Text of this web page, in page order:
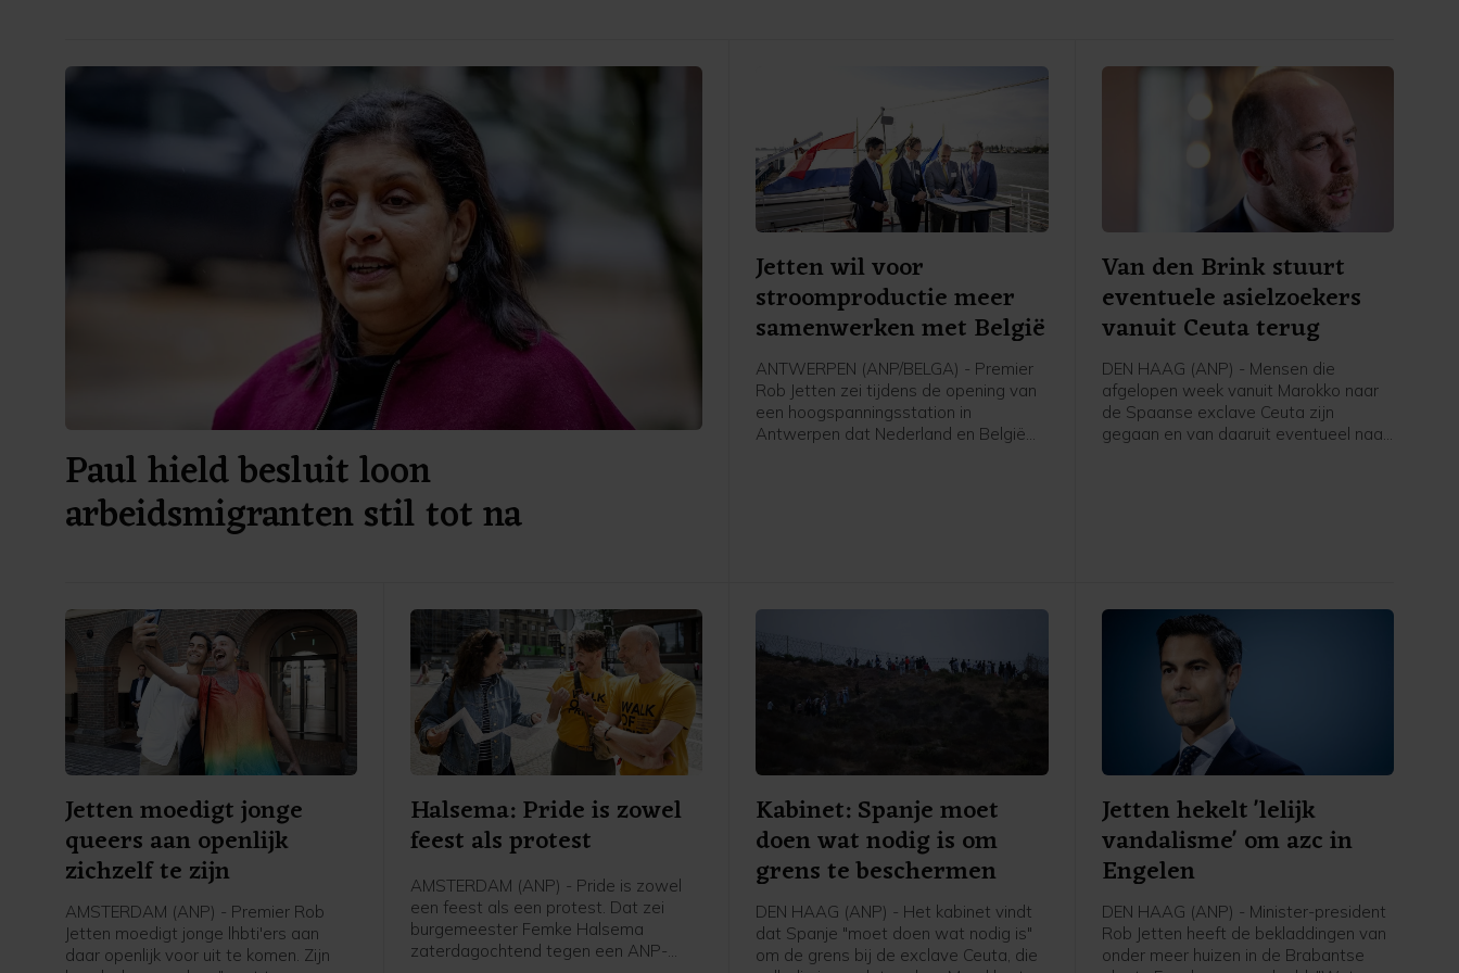
Paul hield besluit loon
arbeidsmigranten stil tot na
Jetten wil voor
stroomproductie meer
samenwerken met België
ANTWERPEN (ANP/BELGA) - Premier
Rob Jetten zei tijdens de opening van
een hoogspanningsstation in
Antwerpen dat Nederland en België
Van den Brink stuurt
eventuele asielzoekers
vanuit Ceuta terug
DEN HAAG (ANP) - Mensen die
afgelopen week vanuit Marokko naar
de Spaanse exclave Ceuta zijn
gegaan en van daaruit eventueel naar
ander land.
Jetten moedigt jonge
queers aan openlijk
zichzelf te zijn
AMSTERDAM (ANP) - Premier Rob
Jetten moedigt jonge lhbti'ers aan
daar openlijk voor uit te komen. Zijn
Halsema: Pride is zowel
feest als protest
AMSTERDAM (ANP) - Pride is zowel
een feest als een protest. Dat zei
burgemeester Femke Halsema
zaterdagochtend tegen een ANP-
Kabinet: Spanje moet
doen wat nodig is om
grens te beschermen
DEN HAAG (ANP) - Het kabinet vindt
dat Spanje "moet doen wat nodig is"
om de grens bij de exclave Ceuta, die
Jetten hekelt 'lelijk
vandalisme' om azc in
Engelen
DEN HAAG (ANP) - Minister-president
Rob Jetten heeft de bekladdingen van
onder meer huizen in de Brabantse